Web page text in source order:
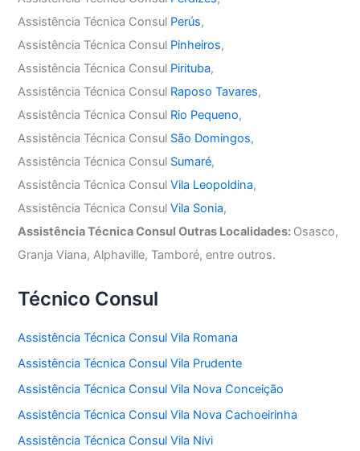
Assistência Técnica Consul Perús,
Assistência Técnica Consul Pinheiros,
Assistência Técnica Consul Pirituba,
Assistência Técnica Consul Raposo Tavares,
Assistência Técnica Consul Rio Pequeno,
Assistência Técnica Consul São Domingos,
Assistência Técnica Consul Sumaré,
Assistência Técnica ConsulVila Leopoldina,
Assistência Técnica ConsulVila Sonia,
Assistência Técnica Consul Outras Localidades: Osasco,
Granja Viana, Alphaville, Tamboré, entre outros.
Técnico Consul
Assistência Técnica Consul Vila Romana
Assistência Técnica Consul Vila Prudente
Assistência Técnica Consul Vila Nova Conceição
Assistência Técnica Consul Vila Nova Cachoeirinha
Assistência Técnica Consul Vila Nivi